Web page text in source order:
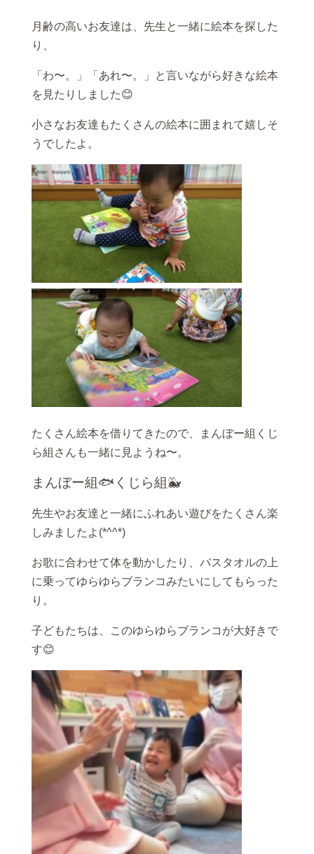
月齢の高いお友達は、先生と一緒に絵本を探した
り、
「わ〜。」「あれ〜。」と言いながら好きな絵本
を見たりしました😊
小さなお友達もたくさんの絵本に囲まれて嬉しそ
うでしたよ。
たくさん絵本を借りてきたので、まんぼー組くじ
ら組さんも一緒に見ようね〜。
まんぼー組🐟くじら組🐳
先生やお友達と一緒にふれあい遊びをたくさん楽
しみましたよ(*^^*)
お歌に合わせて体を動かしたり、バスタオルの上
に乗ってゆらゆらブランコみたいにしてもらった
り。
子どもたちは、このゆらゆらブランコが大好きで
す😊